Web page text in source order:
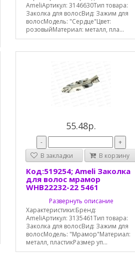
AmeliАртикул: 3146630Тип товара:
Заколка для волосВид: Зажим для
волосМодель: "Сердце"Цвет:
розовыйМатериал: металл, пла...
55.48р.
-
+
В закладки
В корзину
Код:519254; Ameli Заколка
для волос мрамор
WHB22232-22 5461
Развернуть описание
Характеристики:Бренд:
AmeliАртикул: 3135461Тип товара:
Заколка для волосВид: Зажим для
волосМодель: "Мрамор"Материал:
металл, пластикРазмер уп...